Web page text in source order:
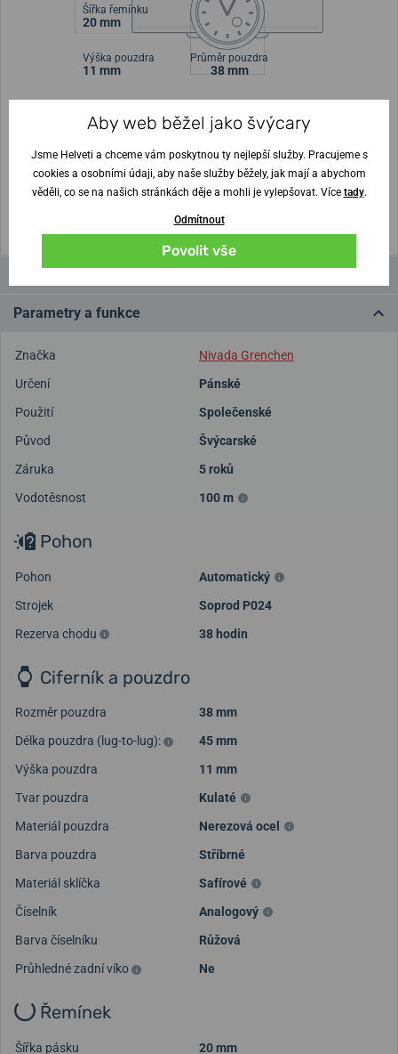
Šířka řemínku
20 mm
Výška pouzdra
11 mm
Průměr pouzdra
38 mm
Nejste si jisti velikostí?
Vytisknout vzory velikostí
Načíst další videa
Parametry a funkce
Značka
Nivada Grenchen
Určení
Pánské
Použití
Společenské
Původ
Švýcarské
Záruka
5 roků
Vodotěsnost
100 m
Pohon
Pohon
Automatický
Strojek
Soprod P024
Rezerva chodu
38 hodin
Ciferník a pouzdro
Rozměr pouzdra
38 mm
Délka pouzdra (lug-to-lug):
45 mm
Výška pouzdra
11 mm
Tvar pouzdra
Kulaté
Materiál pouzdra
Nerezová ocel
Barva pouzdra
Stříbrné
Materiál sklíčka
Safírové
Číselník
Analogový
Barva číselníku
Růžová
Průhledné zadní víko
Ne
Řemínek
Šířka pásku 20 mm
Aby web běžel jako švýcary
Jsme Helveti a chceme vám poskytnou ty nejlepší služby. Pracujeme s
cookies a osobními údaji, aby naše služby běžely, jak mají a abychom
věděli, co se na našich stránkách děje a mohli je vylepšovat. Více tady.
Odmítnout
Povolit vše